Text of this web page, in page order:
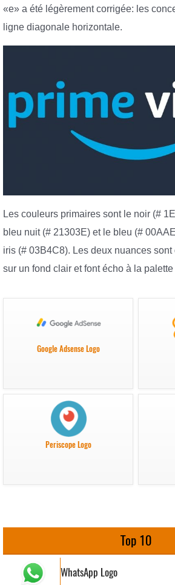
«e» a été légèrement corrigée: les
ligne diagonale horizontale.
Les couleurs primaires sont le noir (#
bleu nuit (# 21303E) et le bleu (#
iris (# 03B4C8). Les deux nuances
sur un fond clair et font écho à la
Google Adsense Logo
Periscope Logo
Top 10
WhatsApp Logo